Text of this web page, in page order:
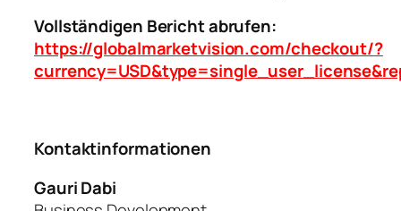
Vollständigen Bericht abrufen:
https://globalmarketvision.com/checkout/?
Kontaktinformationen
Gauri Dabi